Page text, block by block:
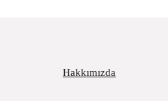
Hakkımızda